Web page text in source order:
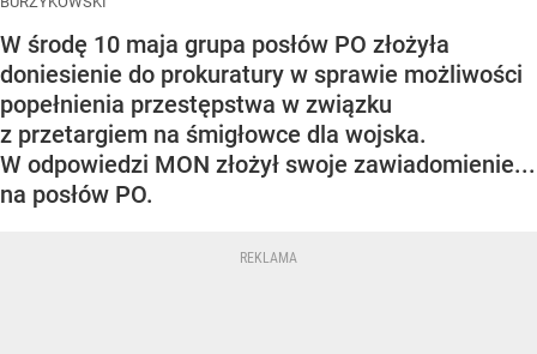
W środę 10 maja grupa posłów PO złożyła
doniesienie do prokuratury w sprawie możliwości
popełnienia przestępstwa w związku
z przetargiem na śmigłowce dla wojska.
W odpowiedzi MON złożył swoje zawiadomienie...
na posłów PO.